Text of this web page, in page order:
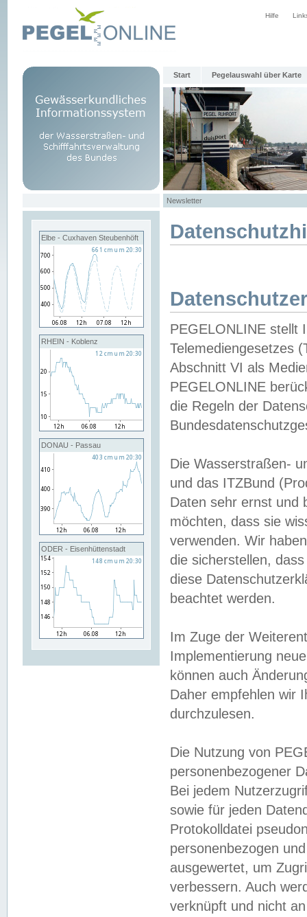
Hilfe
Start Pegelauswahl über Karte
Newsletter
Elbe - Cuxhaven Steubenhöft
RHEIN - Koblenz
DONAU - Passau
ODER - Eisenhüttenstadt
PEGELONLINE stellt
Telemediengesetzes
Abschnitt VI als
PEGELONLINE
die Regeln der
Die Wasserstraßen-
und das ITZBund
Daten sehr ernst und
möchten, dass sie
verwenden. Wir
die sicherstellen,
diese
beachtet werden.
Im Zuge der
Implementierung
können auch
Daher empfehlen wir
durchzulesen.
Die Nutzung von
personenbezogener
Bei jedem
sowie für jeden
Protokolldatei
personenbezogen
ausgewertet, um
verbessern. Auch
verknüpft und nicht